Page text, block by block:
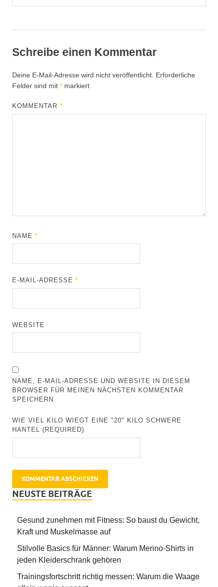
Schreibe einen Kommentar
Deine E-Mail-Adresse wird nicht veröffentlicht. Erforderliche
Felder sind mit * markiert
KOMMENTAR*
NAME*
E-MAIL-ADRESSE*
WEBSITE
NAME, E-MAIL-ADRESSE UND WEBSITE IN DIESEM
BROWSER FÜR MEINEN NÄCHSTEN KOMMENTAR
SPEICHERN.
WIE VIEL KILO WIEGT EINE "20" KILO SCHWERE
HANTEL (REQUIRED)
NEUSTE BEITRÄGE
Gesund zunehmen mit Fitness: So baust du Gewicht,
Kraft und Muskelmasse auf
Stilvolle Basics für Männer: Warum Merino-Shirts in
jeden Kleiderschrank gehören
Trainingsfortschritt richtig messen: Warum die Waage